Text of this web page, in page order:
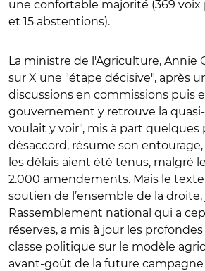
une confortable majorité (369 voix
et 15 abstentions).
La ministre de l'Agriculture, Annie
sur X une "étape décisive", après
discussions en commissions puis
gouvernement y retrouve la quasi-
voulait y voir", mis à part quelques
désaccord, résume son
les délais aient été tenus, malgré
2.000 amendements. Mais le
soutien de l’ensemble de la droite,
Rassemblement national qui a
réserves, a mis à jour les
classe politique sur le modèle
avant-goût de la future